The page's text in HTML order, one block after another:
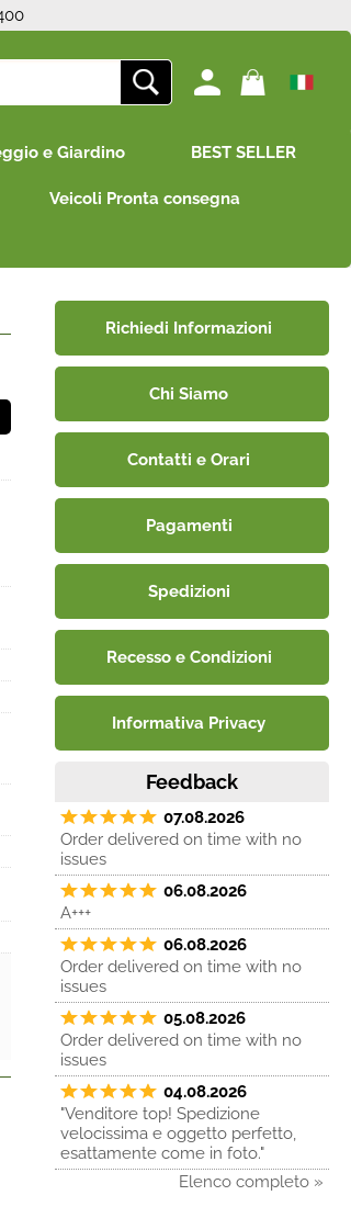
Se non sei ancora registrato sul
"Registrati"
e Giardino BEST SELLER
Veicoli Pronta consegna
Richiedi Informazioni
Chi Siamo
Contatti e Orari
Pagamenti
Spedizioni
Recesso e Condizioni
Informativa Privacy
Feedback
07.08.2026
Order delivered on time with no
issues
06.08.2026
A+++
06.08.2026
Order delivered on time with no
issues
05.08.2026
Order delivered on time with no
issues
04.08.2026
"Venditore top! Spedizione
velocissima e oggetto perfetto,
esattamente come in foto."
Elenco completo »